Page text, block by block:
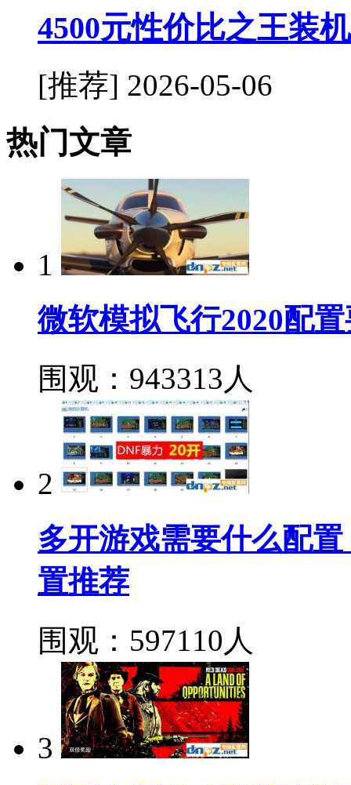
4500元性价比之王装
[推荐] 2026-05-06
热门文章
1
微软模拟飞行2020配
围观：943313人
2
多开游戏需要什么配
置推荐
围观：597110人
3